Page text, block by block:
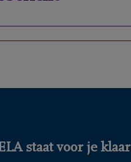
staat voor je klaar